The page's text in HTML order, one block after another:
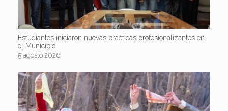
Estudiantes iniciaron nuevas prácticas profesionalizantes en
el Municipio
5 agosto 2026